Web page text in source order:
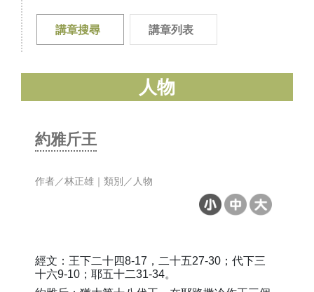
講章搜尋 講章列表
人物
約雅斤王
作者／林正雄｜類別／人物
經文：王下二十四8-17，二十五27-30；代下三
十六9-10；耶五十二31-34。